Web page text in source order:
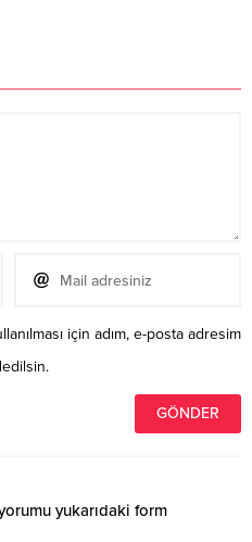
için adım, e-posta adresim
yukarıdaki form